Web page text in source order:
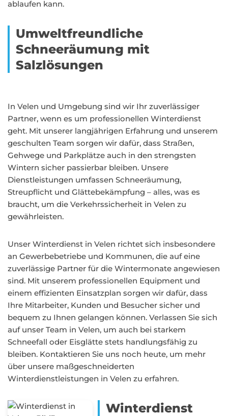
ablaufen kann.
Umweltfreundliche
Schneeräumung mit
Salzlösungen
In Velen und Umgebung sind wir Ihr zuverlässiger
Partner, wenn es um professionellen Winterdienst
geht. Mit unserer langjährigen Erfahrung und unserem
geschulten Team sorgen wir dafür, dass Straßen,
Gehwege und Parkplätze auch in den strengsten
Wintern sicher passierbar bleiben. Unsere
Dienstleistungen umfassen Schneeräumung,
Streupflicht und Glättebekämpfung – alles, was es
braucht, um die Verkehrssicherheit in Velen zu
gewährleisten.
Unser Winterdienst in Velen richtet sich insbesondere
an Gewerbebetriebe und Kommunen, die auf eine
zuverlässige Partner für die Wintermonate angewiesen
sind. Mit unserem professionellen Equipment und
einem effizienten Einsatzplan sorgen wir dafür, dass
Ihre Mitarbeiter, Kunden und Besucher sicher und
bequem zu Ihnen gelangen können. Verlassen Sie sich
auf unser Team in Velen, um auch bei starkem
Schneefall oder Eisglätte stets handlungsfähig zu
bleiben. Kontaktieren Sie uns noch heute, um mehr
über unsere maßgeschneiderten
Winterdienstleistungen in Velen zu erfahren.
Winterdienst